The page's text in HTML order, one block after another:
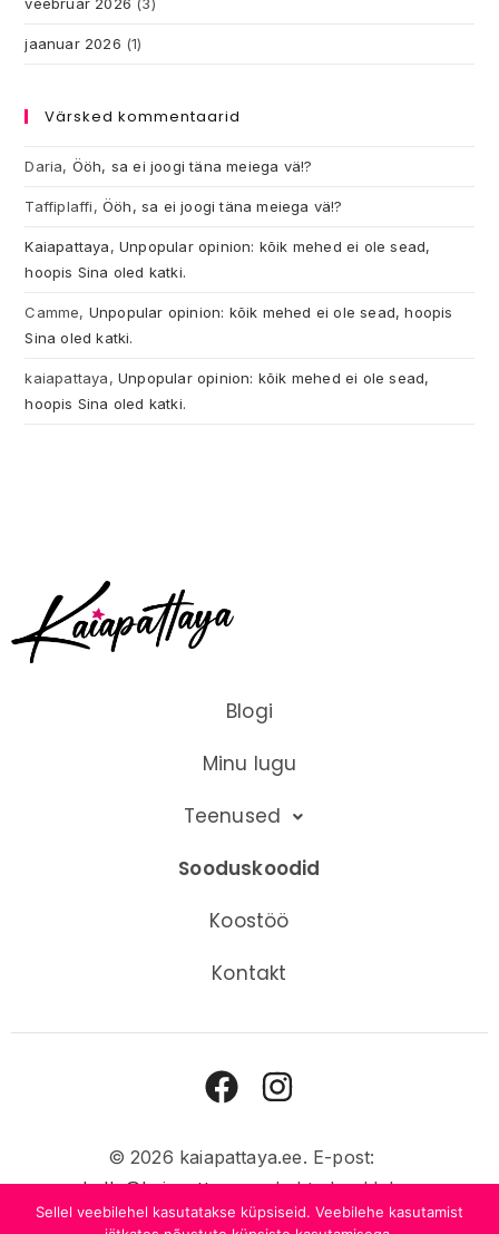
jaanuar 2026 (1)
Värsked kommentaarid
Daria, Ööh, sa ei joogi täna meiega vä!?
Taffiplaffi,Ööh, sa ei joogi täna meiega vä!?
Kaiapattaya,Unpopular opinion: kõik mehed ei ole sead,
hoopis Sina oled katki.
Camme, Unpopular opinion: kõik mehed ei ole sead, hoopis
Sina oled katki.
kaiapattaya,Unpopular opinion: kõik mehed ei ole sead,
hoopis Sina oled katki.
Blogi
Minu lugu
Teenused
Sooduskoodid
Koostöö
Kontakt
© 2026 kaiapattaya.ee. E-post:
hello@kaiapattaya.ee. Lehte hooldab
GW.Privaatsustingimused.Haldur »
Sellel veebilehel kasutatakse küpsiseid. Veebilehe kasutamist